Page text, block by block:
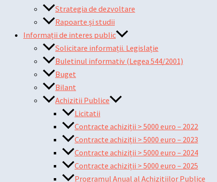
Strategia de dezvoltare
Rapoarte și studii
Informații de interes public
Solicitare informații. Legislație
Buletinul informativ (Legea 544/2001)
Buget
Bilant
Achizitii Publice
Licitatii
Contracte achiziții > 5000 euro – 2022
Contracte achiziții > 5000 euro – 2023
Contracte achiziții > 5000 euro – 2024
Contracte achiziții > 5000 euro – 2025
Programul Anual al Achizitiilor Publice